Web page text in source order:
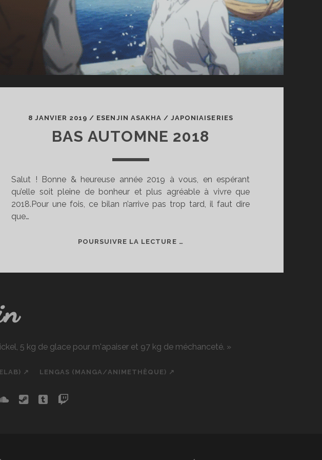
8 JANVIER 2019 / ESENJIN ASAKHA /JAPONIAISERIES
BAS AUTOMNE 2018
Salut ! Bonne & heureuse année 2019 à vous, en espérant
qu’elle soit pleine de bonheur et plus agréable à vivre que
2018.Pour une fois, ce bilan n’arrive pas trop tard, il faut dire
que…
POURSUIVRE LA LECTURE …
5 kg de glace pour m'apaiser et 97 kg de méchanceté. »
↗ LENGAS (MANGA/ANIMETHÈQUE) ↗
soundcloud
steamtumblrtwitch